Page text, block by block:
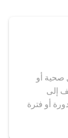
صحية أو
إلى
أو فترة